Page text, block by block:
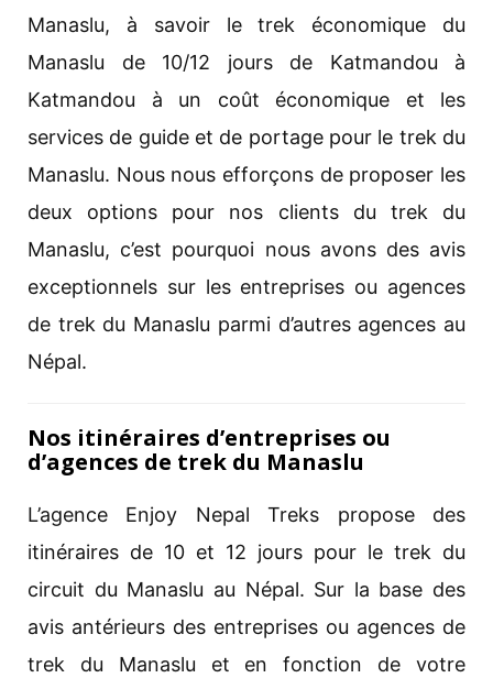
Manaslu, à savoir le trek économique du
Manaslu de 10/12 jours de Katmandou à
Katmandou à un coût économique et les
services de guide et de portage pour le trek du
Manaslu. Nous nous efforçons de proposer les
deux options pour nos clients du trek du
Manaslu, c’est pourquoi nous avons des avis
exceptionnels sur les entreprises ou agences
de trek du Manaslu parmi d’autres agences au
Népal.
Nos itinéraires d’entreprises ou
d’agences de trek du Manaslu
L’agence Enjoy Nepal Treks propose des
itinéraires de 10 et 12 jours pour le trek du
circuit du Manaslu au Népal. Sur la base des
avis antérieurs des entreprises ou agences de
trek du Manaslu et en fonction de votre